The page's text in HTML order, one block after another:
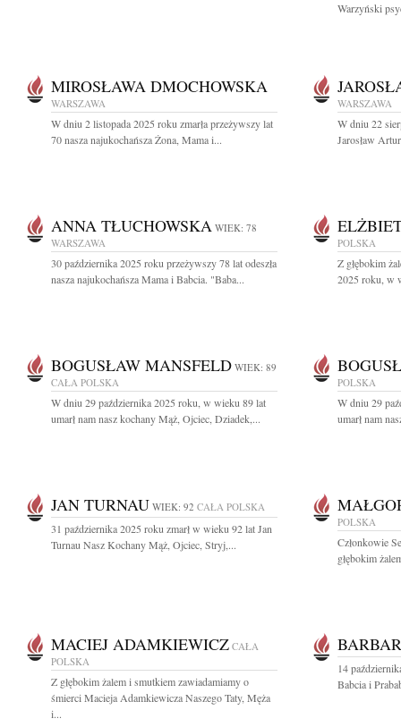
Warzyński
MIROSŁAWA DMOCHOWSKA
WARSZAWA
W dniu 2 listopada 2025 roku zmarła przeżywszy lat
70 nasza najukochańsza Żona, Mama i...
WARSZAWA
W dniu 22
Jarosław
ANNA TŁUCHOWSKA WIEK: 78
WARSZAWA
30 października 2025 roku przeżywszy 78 lat odeszła
nasza najukochańsza Mama i Babcia. "Baba...
POLSKA
Z głębokim
2025 roku, w
BOGUSŁAW MANSFELD WIEK: 89
CAŁA POLSKA
W dniu 29 października 2025 roku, w wieku 89 lat
umarł nam nasz kochany Mąż, Ojciec, Dziadek,...
POLSKA
W dniu 29
umarł nam
JAN TURNAU WIEK: 92 CAŁA POLSKA
31 października 2025 roku zmarł w wieku 92 lat Jan
Turnau Nasz Kochany Mąż, Ojciec, Stryj,...
POLSKA
Członkowie
głębokim
MACIEJ ADAMKIEWICZ CAŁA
POLSKA
Z głębokim żalem i smutkiem zawiadamiamy o
śmierci Macieja Adamkiewicza Naszego Taty, Męża
i...
14
Babcia i